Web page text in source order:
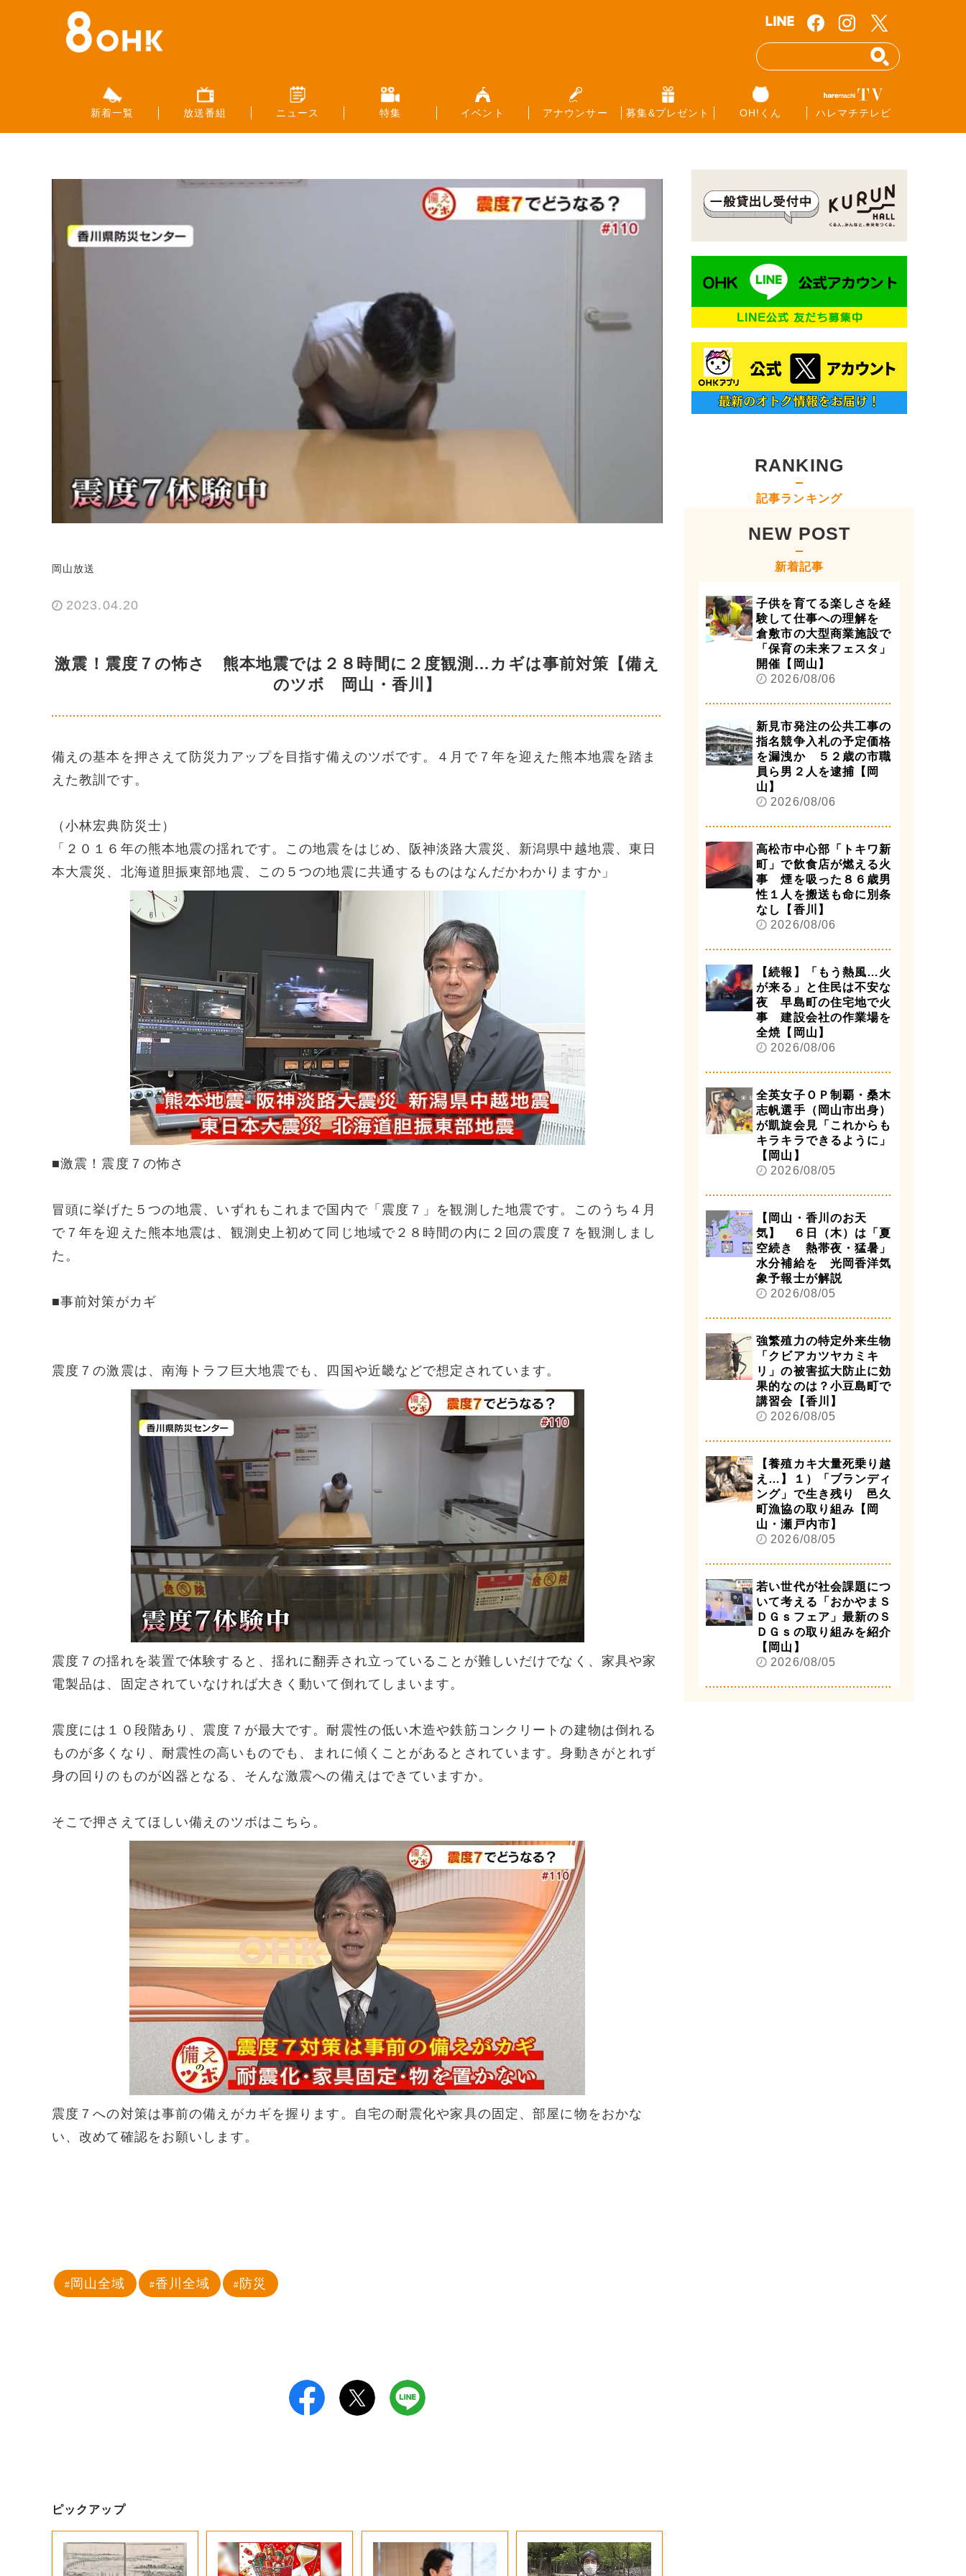
新着一覧 放送番組 ニュース 特集 イベント アナウンサー 募集&プレゼント OH!くん ハレマチテレビ
岡山放送
2023.04.20
激震！震度７の怖さ 熊本地震では２８時間に２度観測…カギは事前対策【備え
のツボ 岡山・香川】
備えの基本を押さえて防災力アップを目指す備えのツボです。４月で７年を迎えた熊本地震を踏ま
えた教訓です。
（小林宏典防災士）
「２０１６年の熊本地震の揺れです。この地震をはじめ、阪神淡路大震災、新潟県中越地震、東日
本大震災、北海道胆振東部地震、この５つの地震に共通するものはなんだかわかりますか」
■激震！震度７の怖さ
冒頭に挙げた５つの地震、いずれもこれまで国内で「震度７」を観測した地震です。このうち４月
で７年を迎えた熊本地震は、観測史上初めて同じ地域で２８時間の内に２回の震度７を観測しまし
た。
■事前対策がカギ
震度７の激震は、南海トラフ巨大地震でも、四国や近畿などで想定されています。
震度７の揺れを装置で体験すると、揺れに翻弄され立っていることが難しいだけでなく、家具や家
電製品は、固定されていなければ大きく動いて倒れてしまいます。
震度には１０段階あり、震度７が最大です。耐震性の低い木造や鉄筋コンクリートの建物は倒れる
ものが多くなり、耐震性の高いものでも、まれに傾くことがあるとされています。身動きがとれず
身の回りのものが凶器となる、そんな激震への備えはできていますか。
そこで押さえてほしい備えのツボはこちら。
震度７への対策は事前の備えがカギを握ります。自宅の耐震化や家具の固定、部屋に物をおかな
い、改めて確認をお願いします。
岡山全域 香川全域 防災
ピックアップ
RANKING
記事ランキング
NEW POST
新着記事
子供を育てる楽しさを経
験して仕事への理解を
倉敷市の大型商業施設で
「保育の未来フェスタ」
開催【岡山】
2026/08/06
新見市発注の公共工事の
指名競争入札の予定価格
を漏洩か ５２歳の市職
員ら男２人を逮捕【岡
山】
2026/08/06
高松市中心部「トキワ新
町」で飲食店が燃える火
事 煙を吸った８６歳男
性１人を搬送も命に別条
なし【香川】
2026/08/06
【続報】「もう熱風…火
が来る」と住民は不安な
夜 早島町の住宅地で火
事 建設会社の作業場を
全焼【岡山】
2026/08/06
全英女子ＯＰ制覇・桑木
志帆選手（岡山市出身）
が凱旋会見「これからも
キラキラできるように」
【岡山】
2026/08/05
【岡山・香川のお天
気】 ６日（木）は「夏
空続き 熱帯夜・猛暑」
水分補給を 光岡香洋気
象予報士が解説
2026/08/05
強繁殖力の特定外来生物
「クビアカツヤカミキ
リ」の被害拡大防止に効
果的なのは？小豆島町で
講習会【香川】
2026/08/05
【養殖カキ大量死乗り越
え…】１）「ブランディ
ング」で生き残り 邑久
町漁協の取り組み【岡
山・瀬戸内市】
2026/08/05
若い世代が社会課題につ
いて考える「おかやまＳ
ＤＧｓフェア」最新のＳ
ＤＧｓの取り組みを紹介
【岡山】
2026/08/05